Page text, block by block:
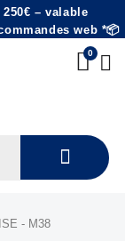
– valable
web *📦
- M38